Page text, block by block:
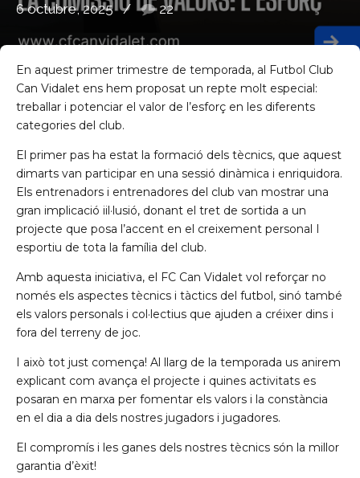
6 octubre, 2025 22
En aquest primer trimestre de temporada, al Futbol Club
Can Vidalet ens hem proposat un repte molt especial:
treballar i potenciar el valor de l’esforç en les diferents
categories del club.
El primer pas ha estat la formació dels tècnics, que aquest
dimarts van participar en una sessió dinàmica i enriquidora.
Els entrenadors i entrenadores del club van mostrar una
gran implicació iil·lusió, donant el tret de sortida a un
projecte que posa l’accent en el creixement personal I
esportiu de tota la família del club.
Amb aquesta iniciativa, el FC Can Vidalet vol reforçar no
només els aspectes tècnics i tàctics del futbol, sinó també
els valors personals i col·lectius que ajuden a créixer dins i
fora del terreny de joc.
I això tot just comença! Al llarg de la temporada us anirem
explicant com avança el projecte i quines activitats es
posaran en marxa per fomentar els valors i la constància
en el dia a dia dels nostres jugadors i jugadores.
El compromís i les ganes dels nostres tècnics són la millor
garantia d’èxit!